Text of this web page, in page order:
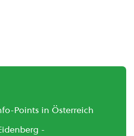
Points in Österreich
-